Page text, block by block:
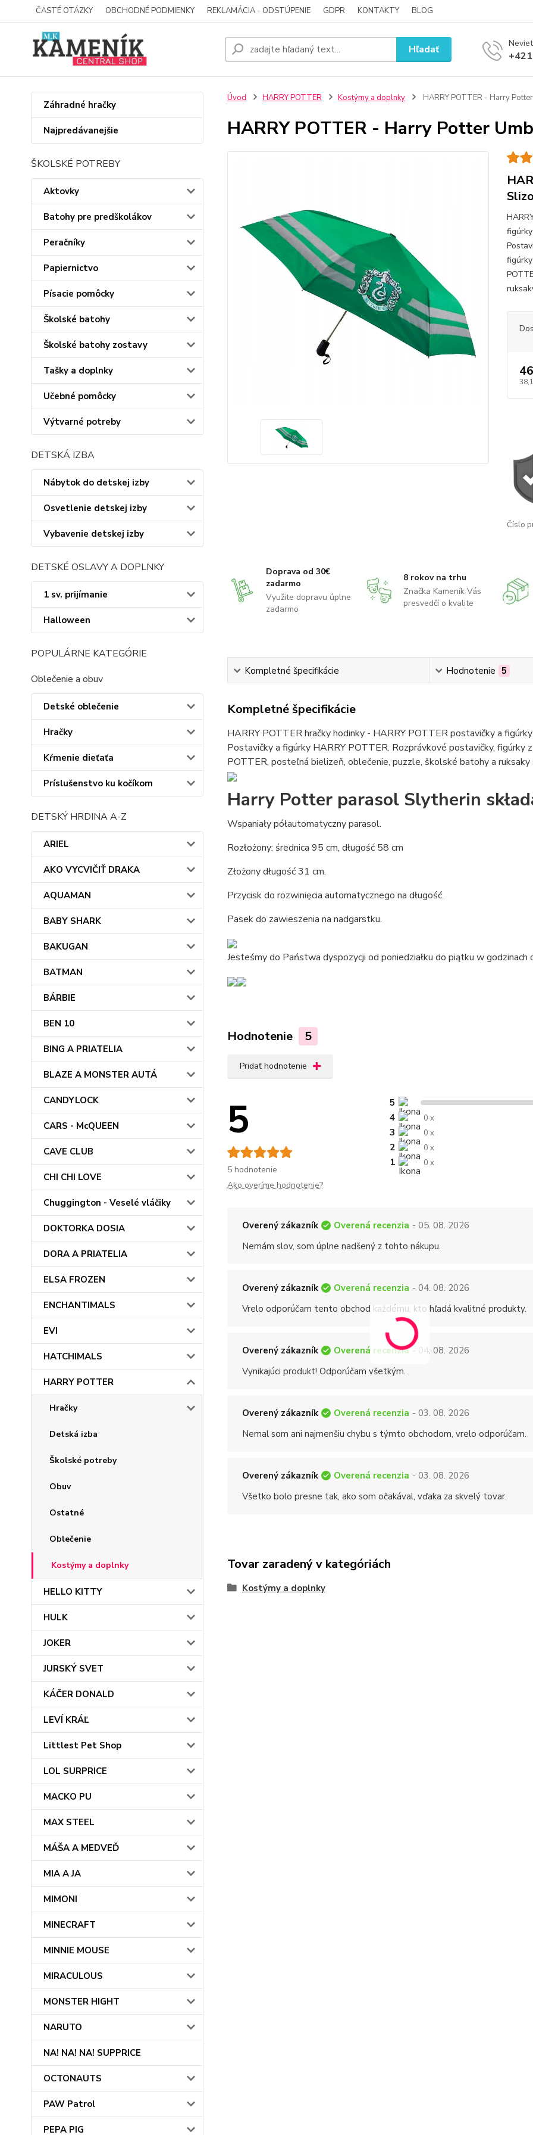
ČASTÉ OTÁZKY OBCHODNÉ PODMIENKY REKLAMÁCIA - ODSTÚPENIE GDPR KONTAKTY BLOG
Hľadať
Záhradné hračky
Najpredávanejšie
ŠKOLSKÉ POTREBY
Aktovky
Batohy pre predškolákov
Peračníky
Papiernictvo
Písacie pomôcky
Školské batohy
Školské batohy zostavy
Tašky a doplnky
Učebné pomôcky
Výtvarné potreby
DETSKÁ IZBA
Nábytok do detskej izby
Osvetlenie detskej izby
Vybavenie detskej izby
DETSKÉ OSLAVY A DOPLNKY
1 sv. prijímanie
Halloween
POPULÁRNE KATEGÓRIE
Oblečenie a obuv
Detské oblečenie
Hračky
Kŕmenie dieťaťa
Príslušenstvo ku kočíkom
DETSKÝ HRDINA A-Z
ARIEL
AKO VYCVIČIŤ DRAKA
AQUAMAN
BABY SHARK
BAKUGAN
BATMAN
BÁRBIE
BEN 10
BING A PRIATELIA
BLAZE A MONSTER AUTÁ
CANDYLOCK
CARS - McQUEEN
CAVE CLUB
CHI CHI LOVE
Chuggington - Veselé vláčiky
DOKTORKA DOSIA
DORA A PRIATELIA
ELSA FROZEN
ENCHANTIMALS
EVI
HATCHIMALS
HARRY POTTER
Hračky
Detská izba
Školské potreby
Obuv
Ostatné
Oblečenie
Kostýmy a doplnky
HELLO KITTY
HULK
JOKER
JURSKÝ SVET
KÁČER DONALD
LEVÍ KRÁĽ
Littlest Pet Shop
LOL SURPRICE
MACKO PU
MAX STEEL
MÁŠA A MEDVEĎ
MIA A JA
MIMONI
MINECRAFT
MINNIE MOUSE
MIRACULOUS
MONSTER HIGHT
NARUTO
NA! NA! NA! SUPPRICE
OCTONAUTS
PAW Patrol
PEPA PIG
Úvod HARRY POTTER Kostýmy a doplnky HARRY POTTER - Harry
HARRY POTTER - Harry Potter
Číslo
Doprava od 30€
zadarmo
Využite dopravu úplne
zadarmo
8 rokov na trhu
Značka Kameník Vás
presvedčí o kvalite
Kompletné špecifikácie Hodnotenie 5
Kompletné špecifikácie
HARRY POTTER hračky hodinky - HARRY POTTER postavičky a
Postavičky a figúrky HARRY POTTER. Rozprávkové postavičky, figúrky
POTTER, posteľná bielizeň, oblečenie, puzzle, školské batohy a
Harry Potter parasol Slytherin
Wspaniały półautomatyczny parasol.
Rozłożony: średnica 95 cm, długość 58 cm
Złożony długość 31 cm.
Przycisk do rozwinięcia automatycznego na długość.
Pasek do zawieszenia na nadgarstku.
Jesteśmy do Państwa dyspozycji od poniedziałku do piątku w godzinach
Hodnotenie 5
Pridať hodnotenie
5
5 hodnotenie
5
4
0 x
3 0 x
2 0 x
1 0 x
Ako overíme hodnotenie?
Overený zákazník Overená recenzia - 05. 08. 2026
Nemám slov, som úplne nadšený z tohto nákupu.
Overený zákazník Overená recenzia - 04. 08. 2026
Vrelo odporúčam tento obchod každému, kto hľadá kvalitné produkty.
Overený zákazník Overená recenzia - 04. 08. 2026
Vynikajúci produkt! Odporúčam všetkým.
Overený zákazník Overená recenzia - 03. 08. 2026
Nemal som ani najmenšiu chybu s týmto obchodom, vrelo odporúčam.
Overený zákazník Overená recenzia - 03. 08. 2026
Všetko bolo presne tak, ako som očakával, vďaka za skvelý tovar.
Tovar zaradený v kategóriách
Kostýmy a doplnky